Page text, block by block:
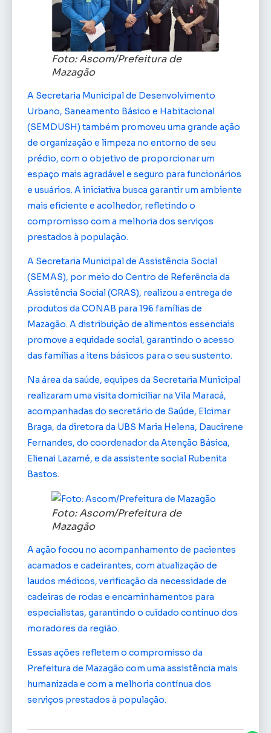
Foto: Ascom/Prefeitura de
Mazagão
A Secretaria Municipal de Desenvolvimento
Urbano, Saneamento Básico e Habitacional
(SEMDUSH) também promoveu uma grande ação
de organização e limpeza no entorno de seu
prédio, com o objetivo de proporcionar um
espaço mais agradável e seguro para funcionários
e usuários. A iniciativa busca garantir um ambiente
mais eficiente e acolhedor, refletindo o
compromisso com a melhoria dos serviços
prestados à população.
A Secretaria Municipal de Assistência Social
(SEMAS), por meio do Centro de Referência da
Assistência Social (CRAS), realizou a entrega de
produtos da CONAB para 196 famílias de
Mazagão. A distribuição de alimentos essenciais
promove a equidade social, garantindo o acesso
das famílias a itens básicos para o seu sustento.
Na área da saúde, equipes da Secretaria Municipal
realizaram uma visita domiciliar na Vila Maracá,
acompanhadas do secretário de Saúde, Elcimar
Braga, da diretora da UBS Maria Helena, Daucirene
Fernandes, do coordenador da Atenção Básica,
Elienai Lazamé, e da assistente social Rubenita
Bastos.
Foto: Ascom/Prefeitura de
Mazagão
A ação focou no acompanhamento de pacientes
acamados e cadeirantes, com atualização de
laudos médicos, verificação da necessidade de
cadeiras de rodas e encaminhamentos para
especialistas, garantindo o cuidado contínuo dos
moradores da região.
Essas ações refletem o compromisso da
Prefeitura de Mazagão com uma assistência mais
humanizada e com a melhoria contínua dos
serviços prestados à população.